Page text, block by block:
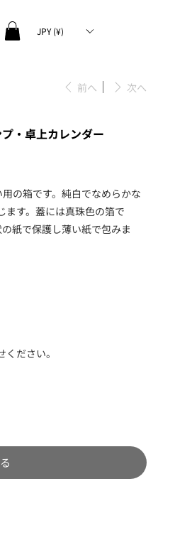
JPY (¥)
前へ 次へ
・卓上カレンダー
の箱です。純白でなめらかな
ます。蓋には真珠色の箔で
紙で保護し薄い紙で包みま
ださい。